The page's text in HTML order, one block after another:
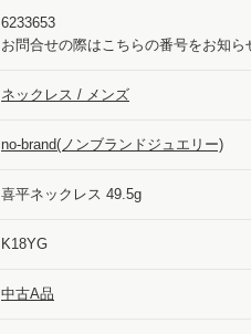
6233653
お問合せの際はこちらの番号をお知ら
ネックレス / メンズ
no-brand(ノンブランドジュエリー)
喜平ネックレス 49.5g
K18YG
中古A品